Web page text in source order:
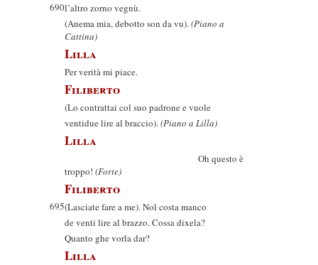
690l’altro zorno vegnù.
(Anema mia, debotto son da vu).(Piano a
Cattina)
Lilla
Per verità mi piace.
Filiberto
(Lo contrattai col suo padrone e vuole
ventidue lire al braccio).(Piano a Lilla)
Lilla
Oh questo è
troppo! (Forte)
Filiberto
695(Lasciate fare a me). Nol costa manco
de venti lire al brazzo. Cossa dixela?
Quanto ghe vorla dar?
Lilla